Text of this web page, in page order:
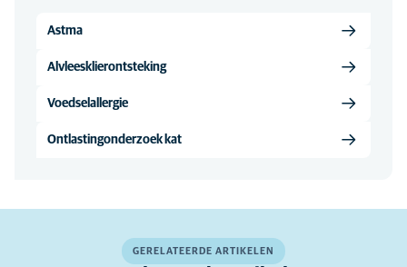
Astma
Alvleesklierontsteking
Voedselallergie
Ontlastingonderzoek kat
GERELATEERDE ARTIKELEN